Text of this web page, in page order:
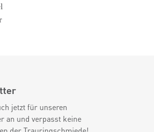
jetzt für unseren
an und verpasst keine